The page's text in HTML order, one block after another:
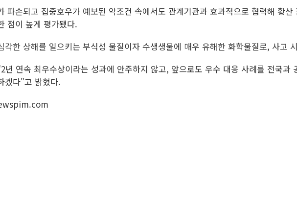
파손되고 집중호우가 예보된 악조건 속에서도 관계기관과 효과적으로 협력해 황
점이 높게 평가됐다.
각한 상해를 일으키는 부식성 물질이자 수생생물에 매우 유해한 화학물질로, 사고
년 연속 최우수상이라는 성과에 안주하지 않고, 앞으로도 우수 대응 사례를 전국과
겠다"고 밝혔다.